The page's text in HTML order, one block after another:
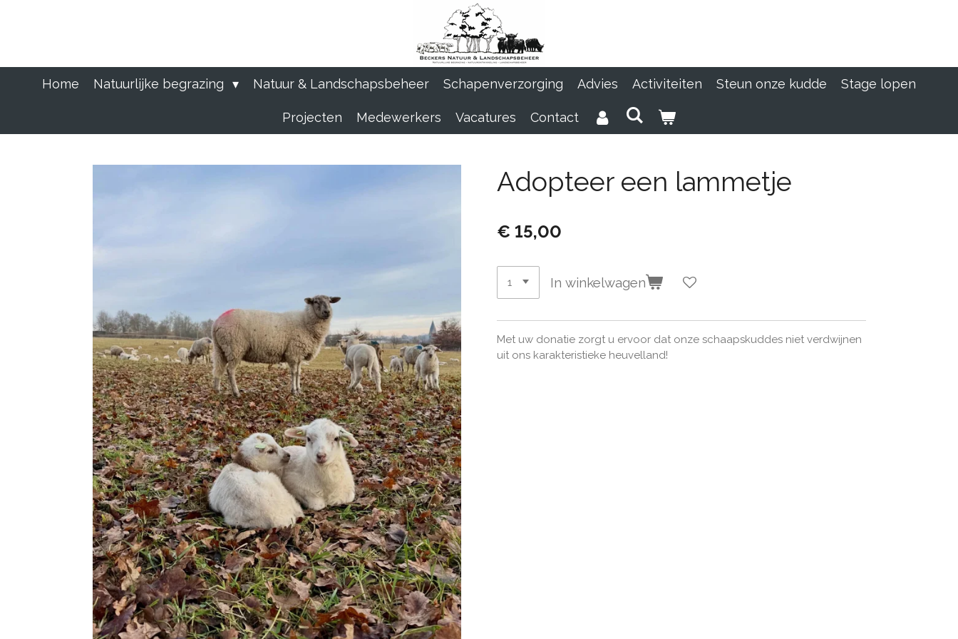
hoofdinhoud
Home Natuurlijke begrazing Natuur & Landschapsbeheer Schapenverzorging Advies Activiteiten Steun onze kudde Stage lopen
Projecten Medewerkers Vacatures Contact
Adopteer een lammetje
€ 15,00
In winkelwagen
Met uw donatie zorgt u ervoor dat onze schaapskuddes niet verdwijnen
uit ons karakteristieke heuvelland!